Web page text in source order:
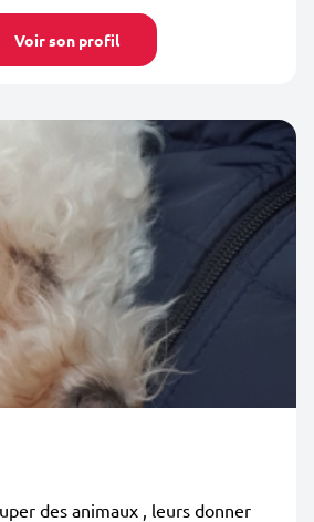
Voir son profil
des animaux , leurs donner